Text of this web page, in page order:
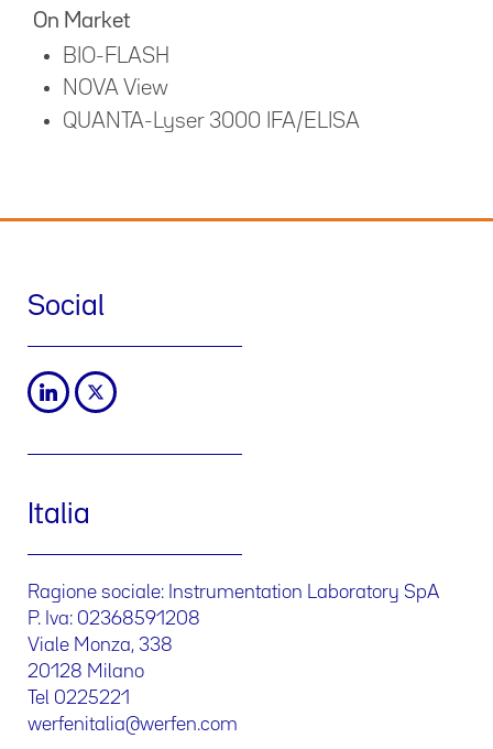
On Market
BIO-­FLASH
NOVA View
QUANTA-Lyser 3000 IFA/ELISA
Social
Italia
Ragione sociale: Instrumentation Laboratory SpA
P. Iva: 02368591208
Viale Monza, 338
20128 Milano
Tel 0225221
werfenitalia@werfen.com